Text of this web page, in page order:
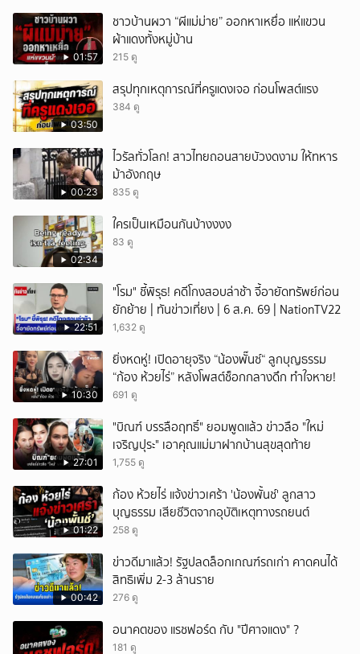
01:57
ชาวบ้านผวา “ผีแม่ม่าย” ออกหาเหยื่อ แห่แขวน
ผ้าแดงทั้งหมู่บ้าน
215 ดู
03:50
สรุปทุกเหตุการณ์ที่ครูแดงเจอ ก่อนโพสต์แรง
384 ดู
00:23
ไวรัลทั่วโลก! สาวไทยถอนสายบัวงดงาม ให้ทหาร
ม้าอังกฤษ
835 ดู
02:34
ใครเป็นเหมือนกันบ้างงงง
83 ดู
22:51
"โรม" ชี้พิรุธ! คดีโกงสอบล่าช้า จี้อายัดทรัพย์ก่อน
ยักย้าย | ทันข่าวเที่ยง | 6 ส.ค. 69 | NationTV22
1,632 ดู
10:30
ยิ่งหดหู่! เปิดอายุจริง “น้องพั๊นซ์“ ลูกบุญธรรม
“ก้อง ห้วยไร่” หลังโพสต์ช็อกกลางดึก ทำใจหาย!
691 ดู
27:01
"บิณฑ์ บรรลือฤทธิ์" ยอมพูดแล้ว ข่าวลือ "ใหม่
เจริญปุระ" เอาคุณแม่มาฝากบ้านสุขสุดท้าย
1,755 ดู
01:22
ก้อง ห้วยไร่ แจ้งข่าวเศร้า 'น้องพั้นช์' ลูกสาว
บุญธรรม เสียชีวิตจากอุบัติเหตุทางรถยนต์
258 ดู
00:42
ข่าวดีมาแล้ว! รัฐปลดล็อกเกณฑ์รถเก่า คาดคนได้
สิทธิเพิ่ม 2-3 ล้านราย
276 ดู
อนาคตของ แรชฟอร์ด กับ "ปีศาจแดง" ?
181 ดู